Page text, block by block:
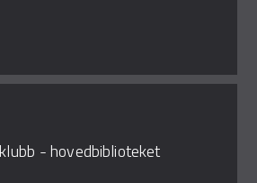
- hovedbiblioteket